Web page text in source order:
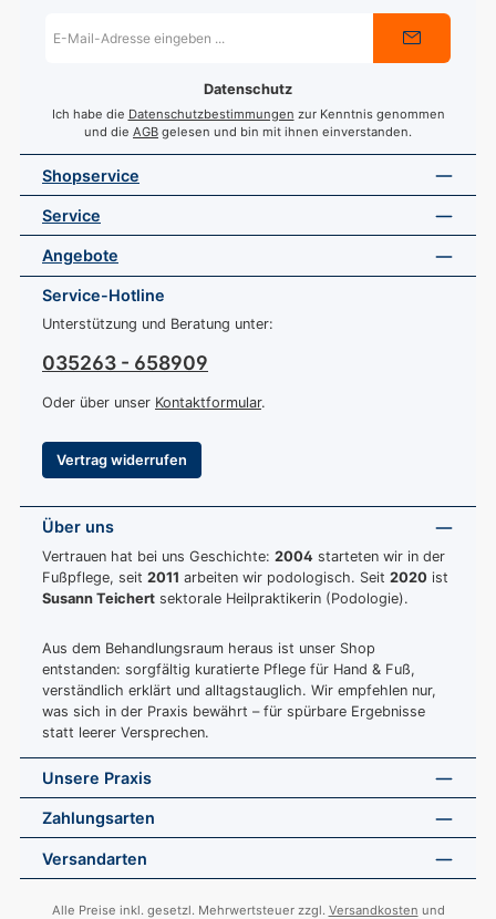
Mail-
Datenschutz
Ich habe die Datenschutzbestimmungen zur Kenntnis genommen
und die AGB gelesen und bin mit ihnen einverstanden.
Shopservice
Service
Angebote
Service-Hotline
Unterstützung und Beratung unter:
035263 - 658909
Oder über unser Kontaktformular.
Vertrag widerrufen
Über uns
Vertrauen hat bei uns Geschichte: 2004 starteten wir in der
Fußpflege, seit 2011 arbeiten wir podologisch. Seit 2020 ist
Susann Teichert sektorale Heilpraktikerin (Podologie).
Aus dem Behandlungsraum heraus ist unser Shop
entstanden: sorgfältig kuratierte Pflege für Hand & Fuß,
verständlich erklärt und alltagstauglich. Wir empfehlen nur,
was sich in der Praxis bewährt – für spürbare Ergebnisse
statt leerer Versprechen.
Unsere Praxis
Zahlungsarten
Versandarten
Alle Preise inkl. gesetzl. Mehrwertsteuer zzgl. Versandkosten und